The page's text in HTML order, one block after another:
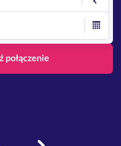
połączenie